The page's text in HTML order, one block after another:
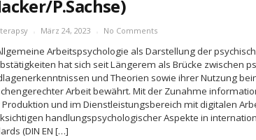
P.Sachse)
März 24, 2023 No Comments
Arbeitspsychologie als Darstellung der
hat sich seit Längerem als Brücke zwischen
und Theorien sowie ihrer Nutzung
Arbeit bewährt. Mit der Zunahme
Produktion und im Dienstleistungsbereich mit digitalen
handlungspsychologischer Aspekte in
(DIN EN […]